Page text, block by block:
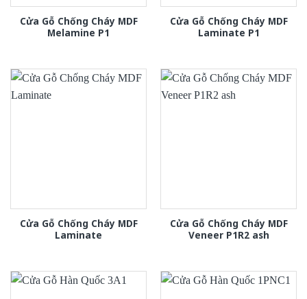
Cửa Gỗ Chống Cháy MDF
Melamine P1
Cửa Gỗ Chống Cháy MDF
Laminate P1
Cửa Gỗ Chống Cháy MDF
Laminate
Cửa Gỗ Chống Cháy MDF
Veneer P1R2 ash